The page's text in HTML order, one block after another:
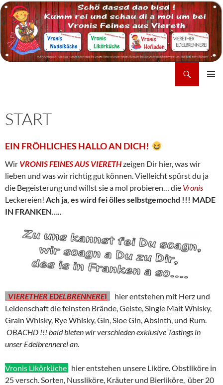
Zum
Inhalt
springen
START
EIN FRÖHLICHES HALLO AN DICH!
Wir VRONIS FEINES AUS VIERETHzeigen Dir hier, was wir
lieben und was wir richtig gut können. Vielleicht spürst du ja
die Begeisterung und willst sie a mol probieren… die Vronis
Leckereien! Ach ja, es wird fei ölles selbstgemochd !!! MADE
IN FRANKEN…..
VIERETHER EDELBRENNEREI
hier entstehen mit Herz und
Leidenschaft die feinsten Brände, Geiste, Single Malt Whisky,
Grain Whisky, Rye Whisky, Gin, Sloe Gin, Absinth, und Rum.
OBACHD !!! bald bieten wir verschieden exklusive Tastings in
unser Edelbrennerei an.
Vronis Likörküche hier entstehen unsere Liköre. Obstliköre in
25 versch. Sorten, Nussliköre, Kräuter und Bierliköre, über 20